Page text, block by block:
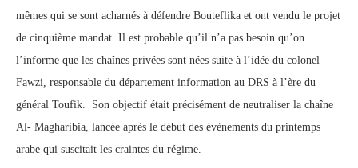
mêmes qui se sont acharnés à défendre Bouteflika et ont vendu le projet
de cinquième mandat. Il est probable qu’il n’a pas besoin qu’on
l’informe que les chaînes privées sont nées suite à l’idée du colonel
Fawzi, responsable du département information au DRS à l’ère du
général Toufik. Son objectif était précisément de neutraliser la chaîne
Al- Magharibia, lancée après le début des évènements du printemps
arabe qui suscitait les craintes du régime.